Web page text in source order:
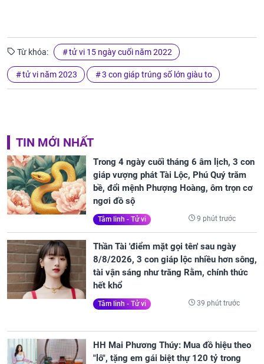
Từ khóa: tử vi 15 ngày cuối năm 2022
tử vi năm 2023 3 con giáp trúng số lớn giàu to
TIN MỚI NHẤT
Trong 4 ngày cuối tháng 6 âm lịch, 3 con
giáp vượng phát Tài Lộc, Phú Quý trăm
bề, đổi mệnh Phượng Hoàng, ôm trọn cơ
ngơi đồ sộ
Tâm linh - Tử vi 9 phút trước
Thần Tài 'điểm mặt gọi tên' sau ngày
8/8/2026, 3 con giáp lộc nhiều hơn sông,
tài vận sáng như trăng Rằm, chính thức
hết khổ
Tâm linh - Tử vi 39 phút trước
HH Mai Phương Thúy: Mua đồ hiệu theo
"lô", tặng em gái biệt thự 120 tỷ trong